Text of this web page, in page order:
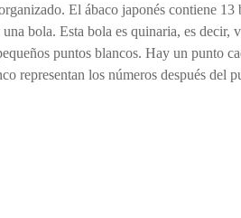
El ábaco japonés contiene
bola. Esta bola es quinaria, es decir,
puntos blancos. Hay un punto
representan los números después del